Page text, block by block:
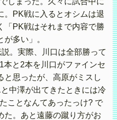
。PK戦に入るとオシムは退
「PK戦はそれまで内容で勝
多い」。
。実際、川口は全部勝って
本と2本を川口がファインセ
と思ったが、高原がミスし
中澤が出てきたときには冷
ことなんてあったっけ? で
た。あと遠藤の蹴り方がお